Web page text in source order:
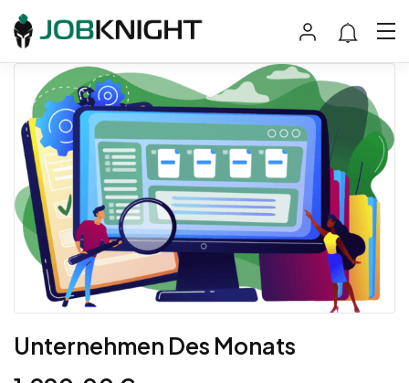
Unternehmen Des Monats